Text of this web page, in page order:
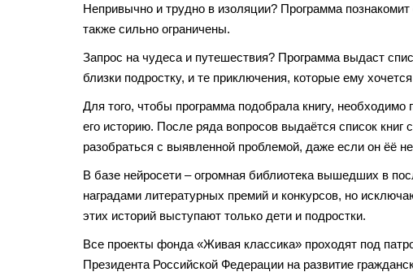
Непривычно и трудно в изоляции? Программа
также сильно ограничены.
Запрос на чудеса и путешествия? Программа выдаст
близки подростку, и те приключения, которые ему
Для того, чтобы программа подобрала книгу,
его историю. После ряда вопросов выдаётся список
разобраться с выявленной проблемой, даже если он ёё
В базе нейросети – огромная библиотека вышедших в
наградами литературных премий и конкурсов, но
этих историй выступают только дети и подростки.
Все проекты фонда «Живая классика» проходят под
Президента Российской Федерации на развитие